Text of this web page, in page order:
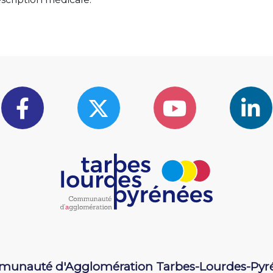
d'Agglomération Tarbes-Lourdes-